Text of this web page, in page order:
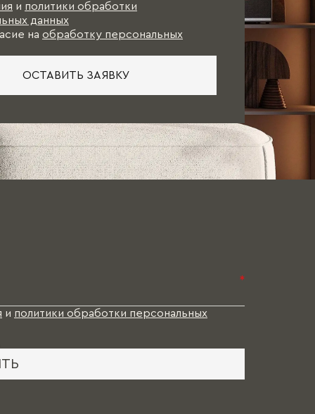
и политики обработки
данных
на обработку персональных
ОСТАВИТЬ ЗАЯВКУ
*
и политики обработки персональных